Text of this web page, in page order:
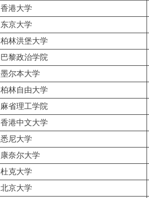
香港大学
东京大学
柏林洪堡大学
巴黎政治学院
墨尔本大学
柏林自由大学
麻省理工学院
香港中文大学
悉尼大学
康奈尔大学
杜克大学
北京大学